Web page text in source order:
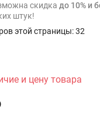
скидка до 10% и
штук!
этой страницы:32
и цену товара